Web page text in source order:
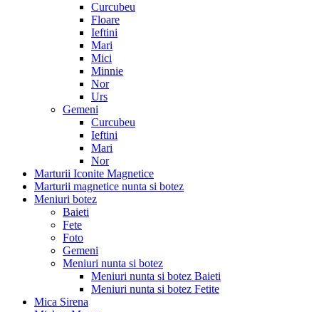
Curcubeu
Floare
Ieftini
Mari
Mici
Minnie
Nor
Urs
Gemeni
Curcubeu
Ieftini
Mari
Nor
Marturii Iconite Magnetice
Marturii magnetice nunta si botez
Meniuri botez
Baieti
Fete
Foto
Gemeni
Meniuri nunta si botez
Meniuri nunta si botez Baieti
Meniuri nunta si botez Fetite
Mica Sirena